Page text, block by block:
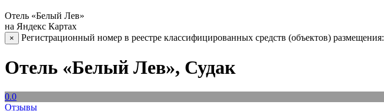
Отель «Белый Лев»
на Яндекс Картах
× Регистрационный номер в реестре классифицированных средств (объектов) размещения:
Отель «Белый Лев», Судак
0.0
Отзывы